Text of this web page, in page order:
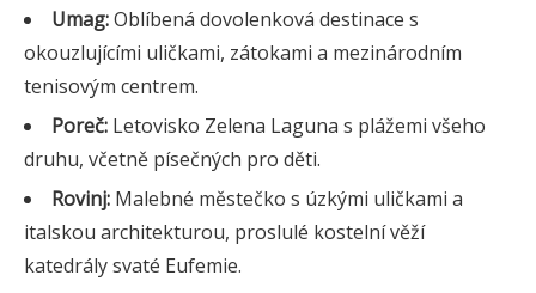
Umag:Oblíbená dovolenková destinace s
okouzlujícími uličkami, zátokami a mezinárodním
tenisovým centrem.
Poreč: Letovisko Zelena Laguna s plážemi všeho
druhu, včetně písečných pro děti.
Rovinj: Malebné městečko s úzkými uličkami a
italskou architekturou, proslulé kostelní věží
katedrály svaté Eufemie.